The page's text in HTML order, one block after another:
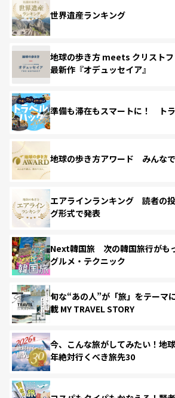
世界遺産ランキング
地球の歩き方 meets クリスト
最新作『オデュッセイア』
準備も滞在もスマートに！ ト
地球の歩き方アワード みんなで
エアラインランキング 読者の
グ形式で発表
Next韓国旅 次の韓国旅行がも
グルメ・テクニック
旬な“あの人”が「旅」をテーマ
載 MY TRAVEL STORY
今、こんな旅がしてみたい！地
年絶対行くべき旅先30